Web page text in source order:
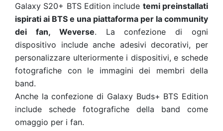
Galaxy S20+ BTS Edition include temi preinstallati
ispirati ai BTS e una piattaforma per la community
dei fan, Weverse. La confezione di ogni
dispositivo include anche adesivi decorativi, per
personalizzare ulteriormente i dispositivi, e schede
fotografiche con le immagini dei membri della
band.
Anche la confezione di Galaxy Buds+ BTS Edition
include schede fotografiche della band come
omaggio per i fan.